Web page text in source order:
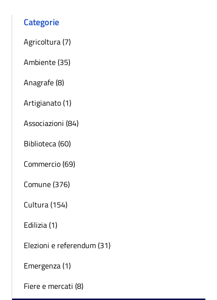
Categorie
Agricoltura (7)
Ambiente (35)
Anagrafe (8)
Artigianato (1)
Associazioni (84)
Biblioteca (60)
Commercio (69)
Comune (376)
Cultura (154)
Edilizia (1)
Elezioni e referendum (31)
Emergenza (1)
Fiere e mercati (8)